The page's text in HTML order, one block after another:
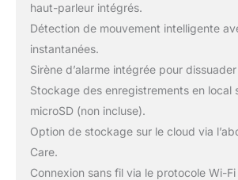
haut-parleur intégrés.
Détection de mouvement intelligente
instantanées.
Sirène d’alarme intégrée pour
Stockage des enregistrements en local
microSD (non incluse).
Option de stockage sur le cloud via
Care.
Connexion sans fil via le protocole Wi-